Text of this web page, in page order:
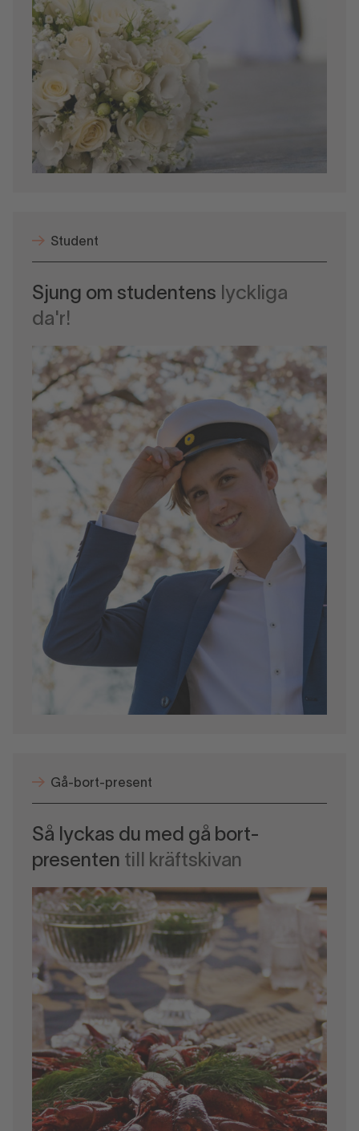
Student
Sjung om studentens lyckliga
da'r!
Gå-bort-present
Så lyckas du med gå bort-
presenten till kräftskivan